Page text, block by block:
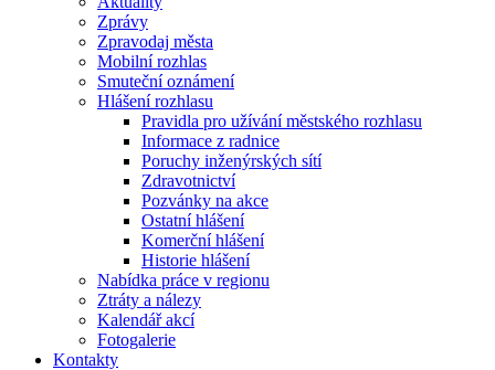
Zprávy
Zpravodaj města
Mobilní rozhlas
Smuteční oznámení
Hlášení rozhlasu
Pravidla pro užívání městského rozhlasu
Informace z radnice
Poruchy inženýrských sítí
Zdravotnictví
Pozvánky na akce
Ostatní hlášení
Komerční hlášení
Historie hlášení
Nabídka práce v regionu
Ztráty a nálezy
Kalendář akcí
Fotogalerie
Kontakty